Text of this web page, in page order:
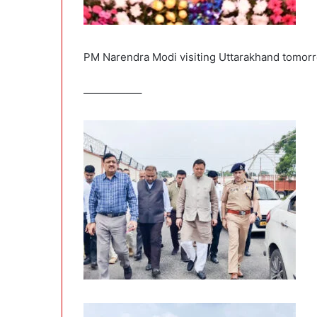
PM Narendra Modi visiting Uttarakhand
—————–